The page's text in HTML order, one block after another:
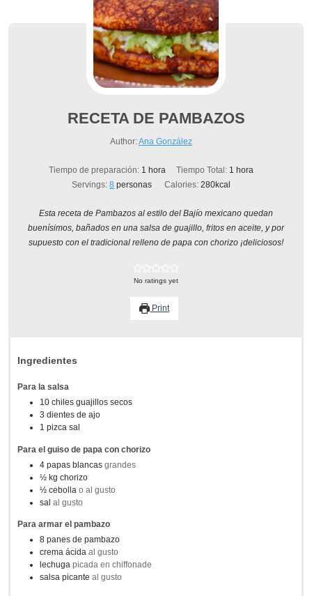
RECETA DE PAMBAZOS
Author:Ana González
Tiempo de preparación: 1 hora
hora Tiempo Total: 1 hora
hora
Servings:8 personas Calories: 280kcal
Esta receta de Pambazos al estilo del Bajío mexicano quedan
buenísimos, bañados en una salsa de guajillo, fritos en aceite, y por
supuesto con el tradicional relleno de papa con chorizo ¡deliciosos!
No ratings yet
Print
Ingredientes
Para la salsa
10 chiles guajillos secos
3 dientes de ajo
1 pizca sal
Para el guiso de papa con chorizo
4 papas blancas grandes
½ kg chorizo
½ cebolla o al gusto
sal al gusto
Para armar el pambazo
8 panes de pambazo
crema ácida al gusto
lechuga picada en chiffonade
salsa picante al gusto